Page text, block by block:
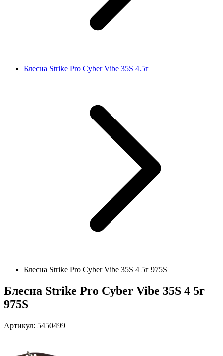
Блесна Strike Pro Cyber Vibe 35S 4.5г
Блесна Strike Pro Cyber Vibe 35S 4 5г 975S
Блесна Strike Pro Cyber Vibe 35S 4 5г
975S
Артикул: 5450499